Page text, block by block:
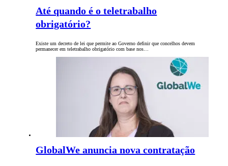
Até quando é o teletrabalho
obrigatório?
Existe um decreto de lei que permite ao Governo definir que concelhos devem
permanecer em teletrabalho obrigatório com base nos…
GlobalWe anuncia nova contratação